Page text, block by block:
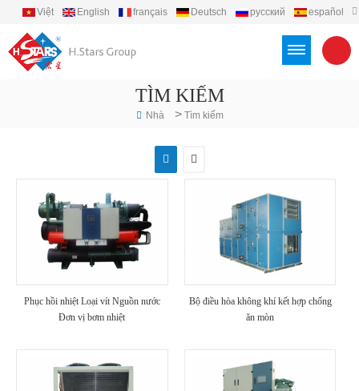
Việt English français Deutsch русский
español
TÌM KIẾM
Nhà > Tìm kiếm
Phục hồi nhiệt Loại vít Nguồn nước
Đơn vị bơm nhiệt
Bộ điều hòa không khí kết hợp chống
ăn mòn